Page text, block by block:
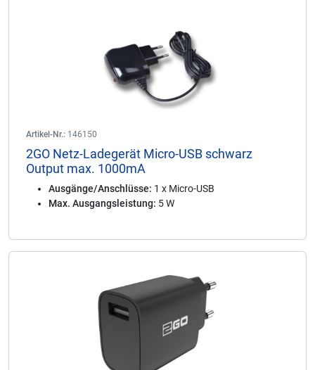
Artikel-Nr.: 146150
2GO Netz-Ladegerät Micro-USB schwarz
Output max. 1000mA
Ausgänge/Anschlüsse: 1 x Micro-USB
Max. Ausgangsleistung: 5 W